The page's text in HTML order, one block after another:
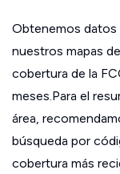
Obtenemos datos
nuestros mapas
cobertura de la
meses.Para el
área,
búsqueda por
cobertura más